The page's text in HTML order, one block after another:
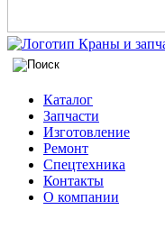
Каталог
Запчасти
Изготовление
Ремонт
Спецтехника
Контакты
О компании